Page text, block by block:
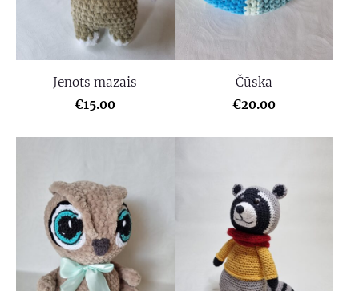
Jenots mazais
€15.00
Čūska
€20.00